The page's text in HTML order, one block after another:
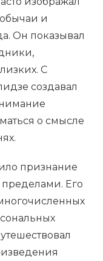
и
Он показывал
С
создавал
о смысле
признание
пределами. Его